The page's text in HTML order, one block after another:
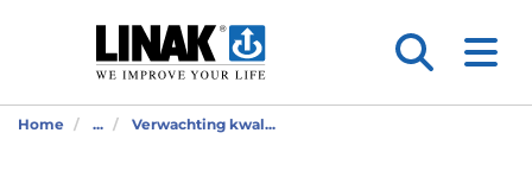
Home ... Verwachting kwal...